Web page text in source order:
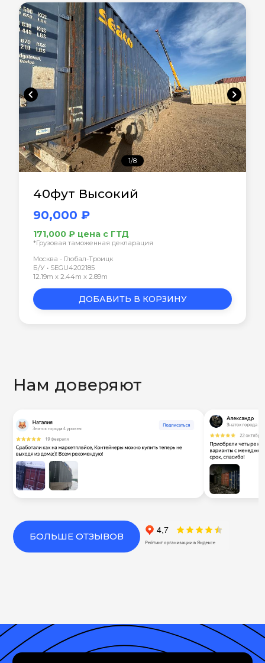
chevron_left chevron_right
1/8
40фут Высокий
90,000 ₽
171,000 ₽ цена с ГТД
*Грузовая таможенная декларация
Москва - Глобал-Троицк
Б/У • SEGU4202185
12.19m x 2.44m x 2.89m
ДОБАВИТЬ В КОРЗИНУ
Нам доверяют
БОЛЬШЕ ОТЗЫВОВ